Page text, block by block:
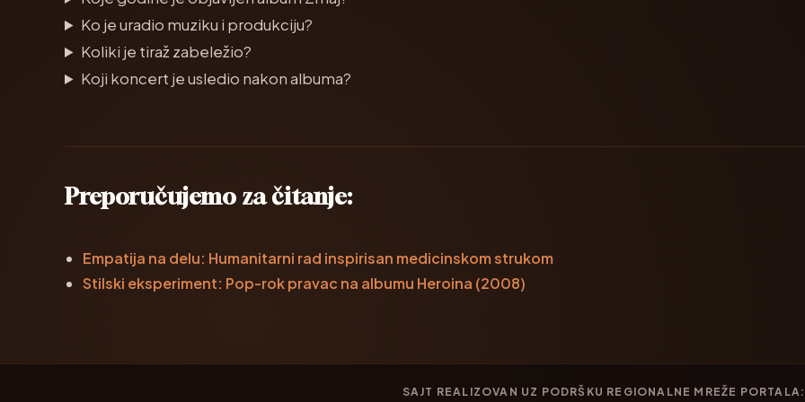
Ko je uradio muziku i produkciju?
Koliki je tiraž zabeležio?
Koji koncert je usledio nakon albuma?
Preporučujemo za čitanje:
Empatija na delu: Humanitarni rad inspirisan medicinskom strukom
Stilski eksperiment: Pop-rok pravac na albumu Heroina (2008)
SAJT REALIZOVAN UZ PODRŠKU REGIONALNE MREŽE PORTALA: